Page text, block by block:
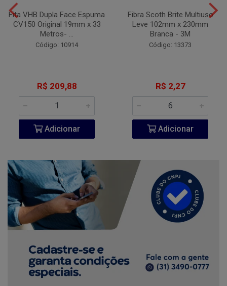
Fita VHB Dupla Face Espuma
CV150 Original 19mm x 33
Metros- ...
Código: 10914
R$ 209,88
Adicionar
Fibra Scoth Brite Multiuso
Leve 102mm x 230mm
Branca - 3M
Código: 13373
R$ 2,27
Adicionar